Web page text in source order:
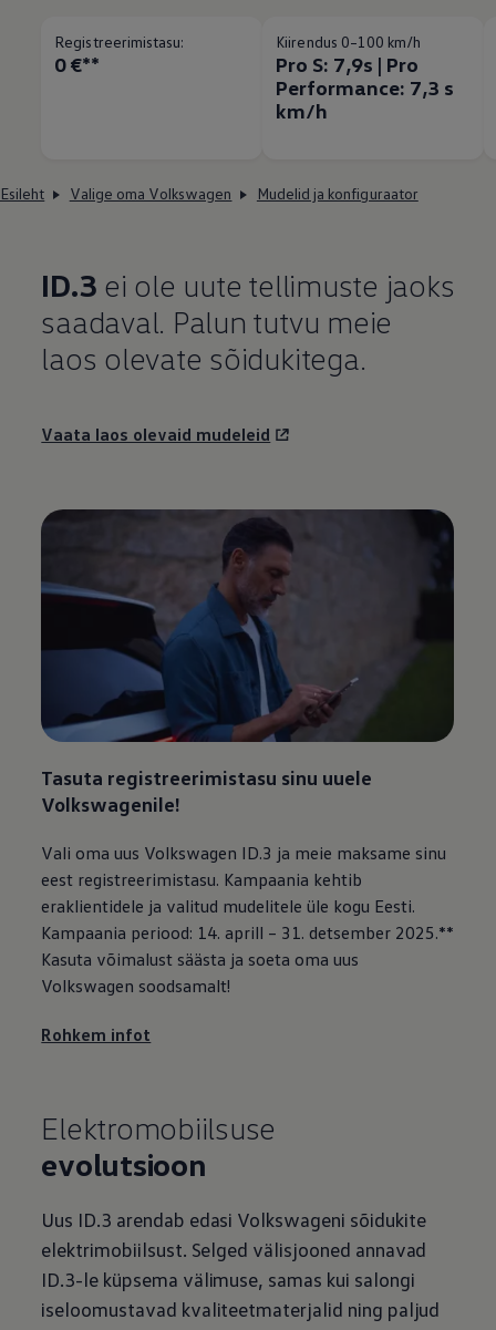
Registreerimistasu:
0 €**
Kiirendus 0–100 km/h
Pro S: 7,9s | Pro
Performance: 7,3 s
km/h
Esileht Valige oma Volkswagen Mudelid ja konfiguraator
ID.3 ei ole uute tellimuste jaoks
saadaval. Palun tutvu meie
laos olevate sõidukitega.
Vaata laos olevaid mudeleid
Tasuta registreerimistasu sinu uuele
Volkswagenile!
Vali oma uus Volkswagen ID.3 ja meie maksame sinu
eest registreerimistasu. Kampaania kehtib
eraklientidele ja valitud mudelitele üle kogu Eesti.
Kampaania periood: 14. aprill – 31. detsember 2025.**
Kasuta võimalust säästa ja soeta oma uus
Volkswagen soodsamalt!
Rohkem infot
Elektromobiilsuse
evolutsioon
Uus ID.3 arendab edasi Volkswageni sõidukite
elektrimobiilsust. Selged välisjooned annavad
ID.3-le küpsema välimuse, samas kui salongi
iseloomustavad kvaliteetmaterjalid ning paljud